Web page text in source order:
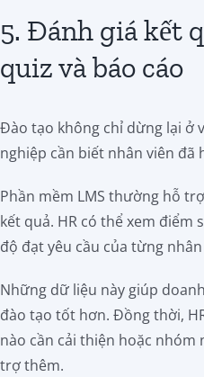
5. Đánh giá kết
quiz và báo cáo
Đào tạo không chỉ dừng lại ở
nghiệp cần biết nhân viên đã
Phần mềm LMS thường hỗ
kết quả. HR có thể xem điểm
độ đạt yêu cầu của từng
Những dữ liệu này giúp
đào tạo tốt hơn. Đồng thời,
nào cần cải thiện hoặc nhóm
trợ thêm.